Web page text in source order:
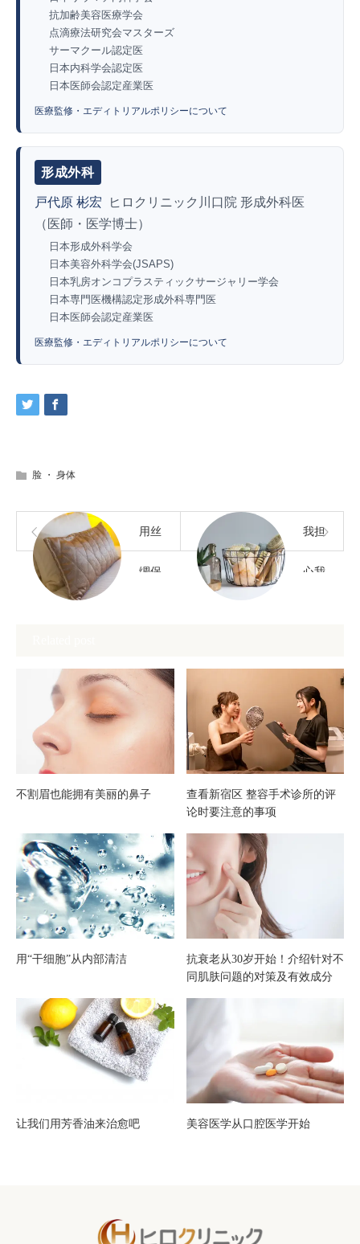
抗加齢美容医療学会
点滴療法研究会マスターズ
サーマクール認定医
日本内科学会認定医
日本医師会認定産業医
医療監修・エディトリアルポリシーについて
形成外科
戸代原 彬宏
ヒロクリニック川口院 形成外科医
（医師・医学博士）
日本形成外科学会
日本美容外科学会(JSAPS)
日本乳房オンコプラスティックサージャリー学会
日本専門医機構認定形成外科専門医
日本医師会認定産業医
医療監修・エディトリアルポリシーについて
脸 ・ 身体
用丝
绸保
我担
心我
硬
不割眉也能拥有美丽的鼻子
查看新宿区 整容手术诊所的评
论时要注意的事项
用“干细胞”从内部清洁
抗衰老从30岁开始！介绍针对不
同肌肤问题的对策及有效成分
让我们用芳香油来治愈吧 美容医学从口腔医学开始